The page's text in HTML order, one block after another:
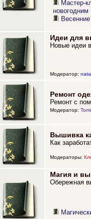
Мастер-
новогодним
Идеи для
Новые идеи
Модератор:
Ремонт
Ремонт с
Модератор:
Вышивка
Как
Модераторы:
Магия и
Обережная